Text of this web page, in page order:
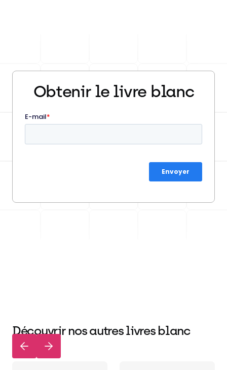
Obtenir le livre blanc
Découvrir nos autres livres blanc